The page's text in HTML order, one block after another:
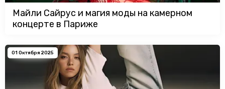
Майли Сайрус и магия моды на камерном
концерте в Париже
01 Октября 2025